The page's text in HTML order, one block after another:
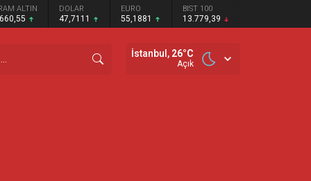
ALTIN DOLAR
47,7111
EURO
55,1881
BIST 100
13.779,39
İstanbul, 26°C
Açık